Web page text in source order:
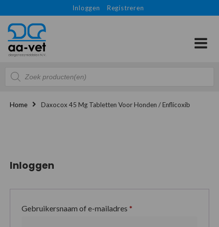
Inloggen Registreren
Producten
zoeken
Home Daxocox 45 Mg Tabletten Voor Honden / Enflicoxib
Inloggen
Gebruikersnaam of e-mailadres *